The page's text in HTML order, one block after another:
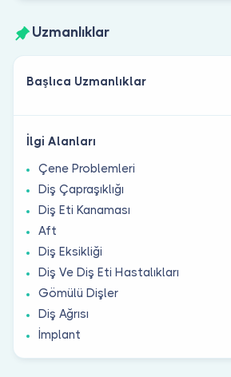
Uzmanlıklar
Başlıca Uzmanlıklar
İlgi Alanları
Çene Problemleri
Diş Çapraşıklığı
Diş Eti Kanaması
Aft
Diş Eksikliği
Diş Ve Diş Eti Hastalıkları
Gömülü Dişler
Diş Ağrısı
İmplant